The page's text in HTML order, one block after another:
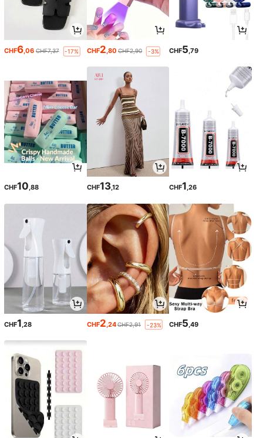
CHF6,06 CHF7,37 -17% CHF2,80 CHF2,90 -3% CHF5,79
CHF10,88 CHF13,12 CHF1,26
CHF1 ,28 CHF2 ,24CHF2,91 -23% CHF5 ,49